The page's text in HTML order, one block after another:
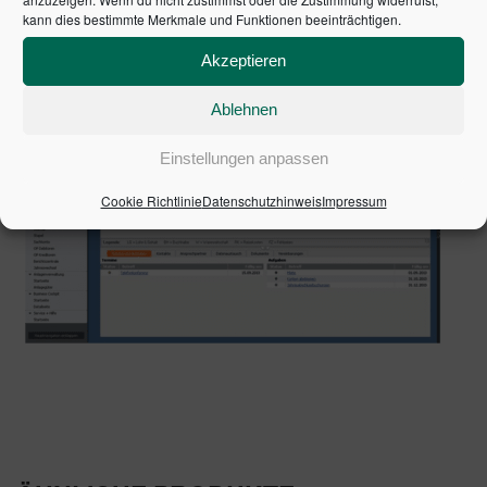
kann dies bestimmte Merkmale und Funktionen beeinträchtigen.
Akzeptieren
Ablehnen
Einstellungen anpassen
Cookie RichtlinieDatenschutzhinweisImpressum
Kundeninformationen verschafft noch mehr
Überblick im Detail.